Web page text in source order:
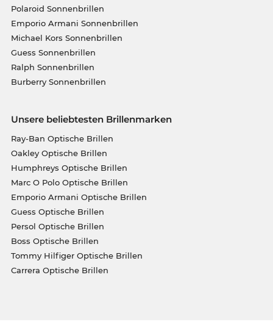
Polaroid Sonnenbrillen
Emporio Armani Sonnenbrillen
Michael Kors Sonnenbrillen
Guess Sonnenbrillen
Ralph Sonnenbrillen
Burberry Sonnenbrillen
Unsere beliebtesten Brillenmarken
Ray-Ban Optische Brillen
Oakley Optische Brillen
Humphreys Optische Brillen
Marc O Polo Optische Brillen
Emporio Armani Optische Brillen
Guess Optische Brillen
Persol Optische Brillen
Boss Optische Brillen
Tommy Hilfiger Optische Brillen
Carrera Optische Brillen